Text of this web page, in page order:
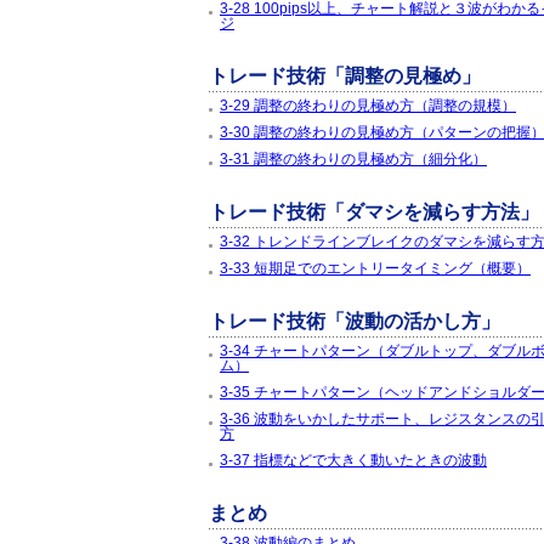
3-28 100pips以上、チャート解説と３波がわかる
ジ
トレード技術「調整の見極め」
3-29 調整の終わりの見極め方（調整の規模）
3-30 調整の終わりの見極め方（パターンの把握）
3-31 調整の終わりの見極め方（細分化）
トレード技術「ダマシを減らす方法」
3-32 トレンドラインブレイクのダマシを減らす
3-33 短期足でのエントリータイミング（概要）
トレード技術「波動の活かし方」
3-34 チャートパターン（ダブルトップ、ダブル
ム）
3-35 チャートパターン（ヘッドアンドショルダー
3-36 波動をいかしたサポート、レジスタンスの
方
3-37 指標などで大きく動いたときの波動
まとめ